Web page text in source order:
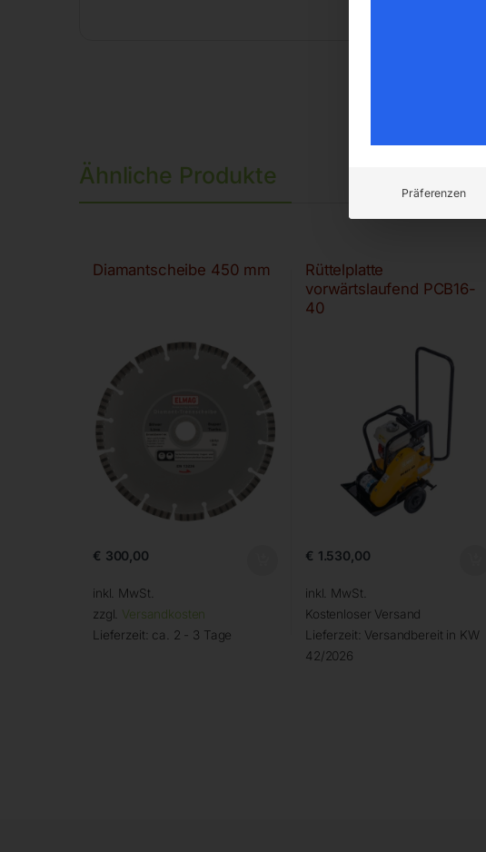
Ähnliche Produkte
Diamantscheibe 450 mm
€ 300,00
inkl. MwSt.
zzgl. Versandkosten
Lieferzeit: ca. 2 - 3 Tage
Rüttelplatte
vorwärtslaufend PCB16-
40
€ 1.530,00
inkl. MwSt.
Kostenloser Versand
Lieferzeit: Versandbereit in KW
42/2026
Präferenzen